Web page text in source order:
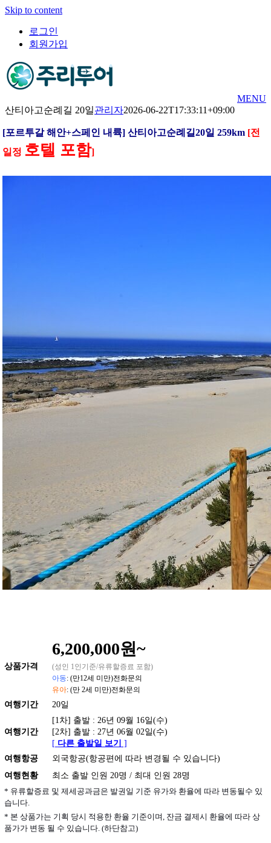
Skip to content
로그인
회원가입
MENU
산티아고순례길 20일관리자2026-06-22T17:33:11+09:00
[포르투갈 해안+스페인 내륙] 산티아고순례길20일 259km [전
일정 호텔 포함]
상품가격
6,200,000원~
(성인 1인기준/유류할증료 포함)
아동: (만12세 미만)전화문의
유아: (만 2세 미만)전화문의
여행기간 20일
여행기간
[1차] 출발 : 26년 09월 16일(수)
[2차] 출발 : 27년 06월 02일(수)
[ 다른 출발일 보기
]
여행항공
외국항공(항공편에 따라 변경될 수 있습니다)
여행현황
최소 출발 인원 20명 / 최대 인원 28명
* 유류할증료 및 제세공과금은 발권일 기준 유가와 환율에 따라 변동될수 있
습니다.
* 본 상품가는 기획 당시 적용한 환율 기준이며, 잔금 결제시 환율에 따라 상
품가가 변동 될 수 있습니다. (하단참고)